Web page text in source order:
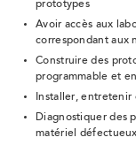
prototypes
Avoir accès aux
correspondant aux
Construire des
programmable et
Installer,
Diagnostiquer des
matériel défectueux